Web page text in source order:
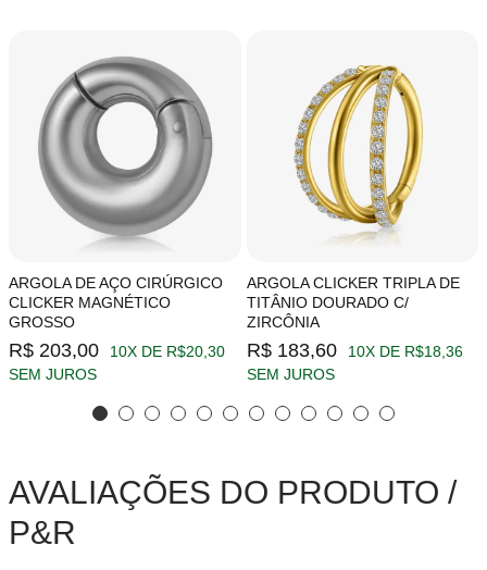
ARGOLA DE AÇO CIRÚRGICO
CLICKER MAGNÉTICO
GROSSO
R$ 203,00
10X DE R$20,30
SEM JUROS
ARGOLA CLICKER TRIPLA DE
TITÂNIO DOURADO C/
ZIRCÔNIA
R$ 183,60
10X DE R$18,36
SEM JUROS
AVALIAÇÕES DO PRODUTO /
P&R